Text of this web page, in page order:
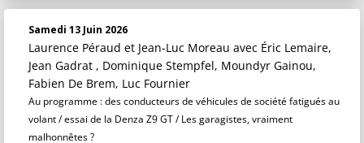
Samedi 13 Juin 2026
Laurence Péraud et Jean-Luc Moreau avec Éric Lemaire,
Jean Gadrat , Dominique Stempfel, Moundyr Gainou,
Fabien De Brem, Luc Fournier
Au programme : des conducteurs de véhicules de société fatigués au
volant / essai de la Denza Z9 GT / Les garagistes, vraiment
malhonnêtes ?